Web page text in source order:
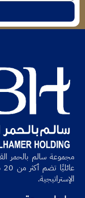
مجموعة سالم بالحمر
الإستراتيجية.